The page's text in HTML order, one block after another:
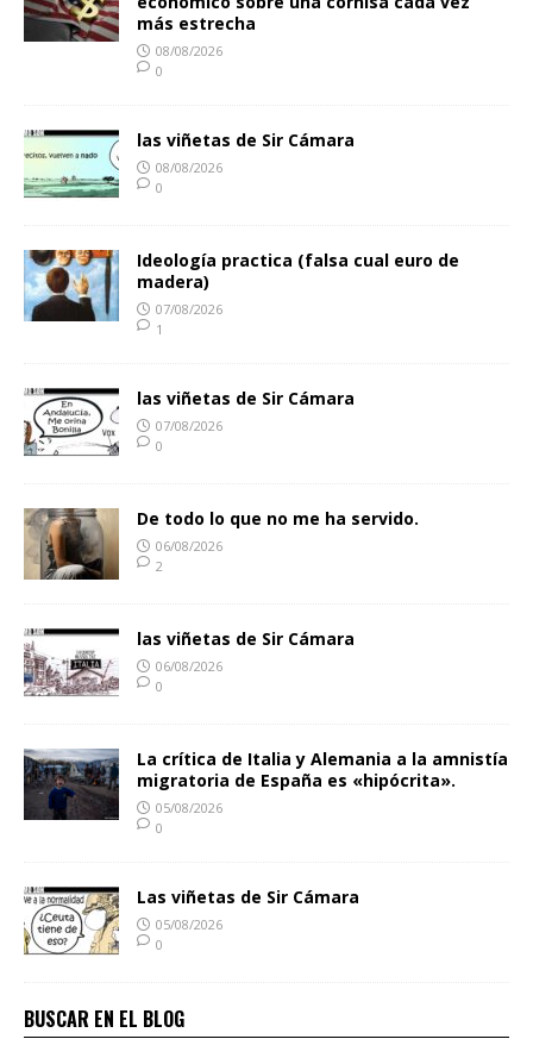
más estrecha
08/08/2026
0
las viñetas de Sir Cámara
08/08/2026
0
Ideología practica (falsa cual euro de
madera)
07/08/2026
1
las viñetas de Sir Cámara
07/08/2026
0
De todo lo que no me ha servido.
06/08/2026
2
las viñetas de Sir Cámara
06/08/2026
0
La crítica de Italia y Alemania a la amnistía
migratoria de España es «hipócrita».
05/08/2026
0
Las viñetas de Sir Cámara
05/08/2026
0
BUSCAR EN EL BLOG